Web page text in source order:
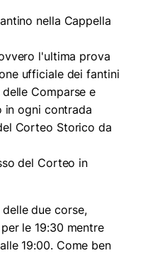
nella Cappella
l'ultima prova
ufficiale dei fantini
Comparse e
in ogni contrada
Corteo Storico da
del Corteo in
delle due corse,
le 19:30 mentre
19:00. Come ben